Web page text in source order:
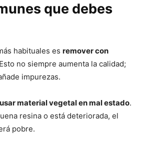
que debes
habituales es remover con
no siempre aumenta la calidad;
impurezas.
usar material vegetal en mal estado.
resina o está deteriorada, el
pobre.